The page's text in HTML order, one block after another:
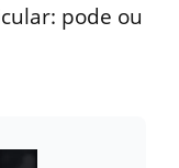
pode ou